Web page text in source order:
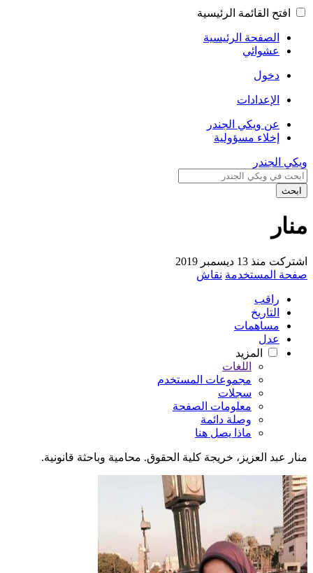
افتح القائمة الرئيسية
الصفحة الرئيسية
عشوائي
دخول
الإعدادات
عن ويكي الجندر
إخلاء مسؤولية
ويكي الجندر
ابحث
منار
اشتركت منذ 13 ديسمبر 2019
صفحة المستخدمة نقاش
راقب
التاريخ
مساهمات
عدل
المزيد
اللغات
مجموعات المستخدم
سجلات
معلومات الصفحة
وصلة دائمة
ماذا يصل هنا
منار عبد العزيز، خريجة كلية الحقوق. محامية وباحثة قانونية.